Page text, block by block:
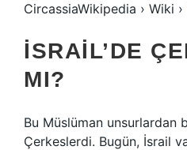
CircassiaWikipedia › Wiki
İSRAIL’DE
MI?
Bu Müslüman unsurlardan
Çerkeslerdi. Bugün, İsrail